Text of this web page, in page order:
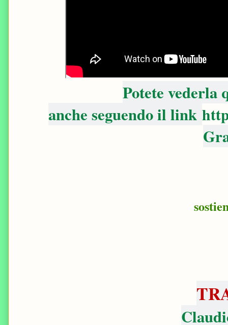
Potete vederla
anche seguendo il link